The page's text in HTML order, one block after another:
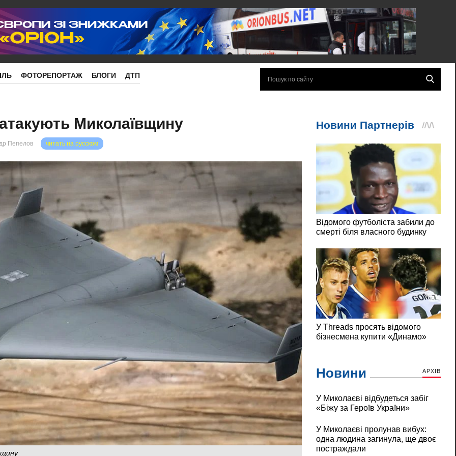
ФОТОРЕПОРТАЖ БЛОГИ ДТП
Миколаївщину
читать на русском
Пепелов
Новини АРХІВ
У Миколаєві відбудеться забіг
«Біжу за Героїв України»
У Миколаєві пролунав вибух:
одна людина загинула, ще двоє
постраждали